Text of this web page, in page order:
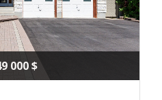
000 $